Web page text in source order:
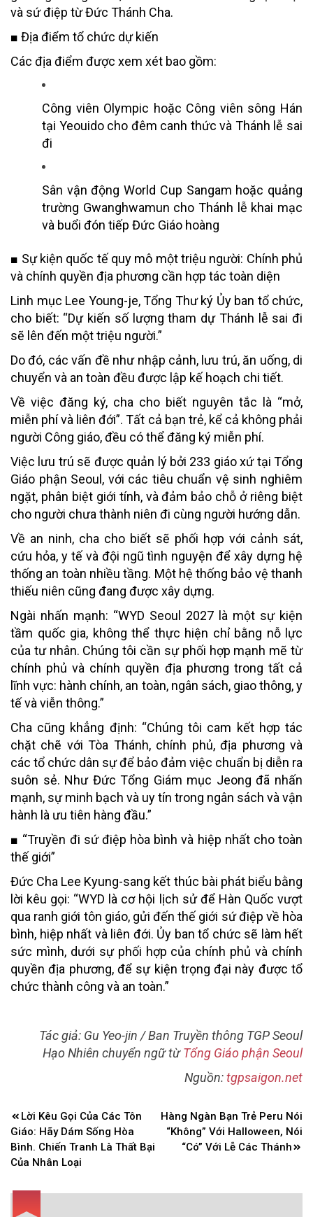
và sứ điệp từ Đức Thánh Cha.
■ Địa điểm tổ chức dự kiến
Các địa điểm được xem xét bao gồm:
Công viên Olympic hoặc Công viên sông Hán
tại Yeouido cho đêm canh thức và Thánh lễ sai
đi
Sân vận động World Cup Sangam hoặc quảng
trường Gwanghwamun cho Thánh lễ khai mạc
và buổi đón tiếp Đức Giáo hoàng
■ Sự kiện quốc tế quy mô một triệu người: Chính phủ
và chính quyền địa phương cần hợp tác toàn diện
Linh mục Lee Young-je, Tổng Thư ký Ủy ban tổ chức,
cho biết: “Dự kiến số lượng tham dự Thánh lễ sai đi
sẽ lên đến một triệu người.”
Do đó, các vấn đề như nhập cảnh, lưu trú, ăn uống, di
chuyển và an toàn đều được lập kế hoạch chi tiết.
Về việc đăng ký, cha cho biết nguyên tắc là “mở,
miễn phí và liên đới”. Tất cả bạn trẻ, kể cả không phải
người Công giáo, đều có thể đăng ký miễn phí.
Việc lưu trú sẽ được quản lý bởi 233 giáo xứ tại Tổng
Giáo phận Seoul, với các tiêu chuẩn vệ sinh nghiêm
ngặt, phân biệt giới tính, và đảm bảo chỗ ở riêng biệt
cho người chưa thành niên đi cùng người hướng dẫn.
Về an ninh, cha cho biết sẽ phối hợp với cảnh sát,
cứu hỏa, y tế và đội ngũ tình nguyện để xây dựng hệ
thống an toàn nhiều tầng. Một hệ thống bảo vệ thanh
thiếu niên cũng đang được xây dựng.
Ngài nhấn mạnh: “WYD Seoul 2027 là một sự kiện
tầm quốc gia, không thể thực hiện chỉ bằng nỗ lực
của tư nhân. Chúng tôi cần sự phối hợp mạnh mẽ từ
chính phủ và chính quyền địa phương trong tất cả
lĩnh vực: hành chính, an toàn, ngân sách, giao thông, y
tế và viễn thông.”
Cha cũng khẳng định: “Chúng tôi cam kết hợp tác
chặt chẽ với Tòa Thánh, chính phủ, địa phương và
các tổ chức dân sự để bảo đảm việc chuẩn bị diễn ra
suôn sẻ. Như Đức Tổng Giám mục Jeong đã nhấn
mạnh, sự minh bạch và uy tín trong ngân sách và vận
hành là ưu tiên hàng đầu.”
■ “Truyền đi sứ điệp hòa bình và hiệp nhất cho toàn
thế giới”
Đức Cha Lee Kyung-sang kết thúc bài phát biểu bằng
lời kêu gọi: “WYD là cơ hội lịch sử để Hàn Quốc vượt
qua ranh giới tôn giáo, gửi đến thế giới sứ điệp về hòa
bình, hiệp nhất và liên đới. Ủy ban tổ chức sẽ làm hết
sức mình, dưới sự phối hợp của chính phủ và chính
quyền địa phương, để sự kiện trọng đại này được tổ
chức thành công và an toàn.”
Tác giả: Gu Yeo-jin / Ban Truyền thông TGP Seoul
Hạo Nhiên chuyển ngữ từTổng Giáo phận Seoul
Nguồn:tgpsaigon.net
Điều
hướng
bài
viết
Lời Kêu Gọi Của Các Tôn
Giáo: Hãy Dám Sống Hòa
Bình. Chiến Tranh Là Thất Bại
Của Nhân Loại
Hàng Ngàn Bạn Trẻ Peru Nói
“Không” Với Halloween, Nói
“Có” Với Lễ Các Thánh